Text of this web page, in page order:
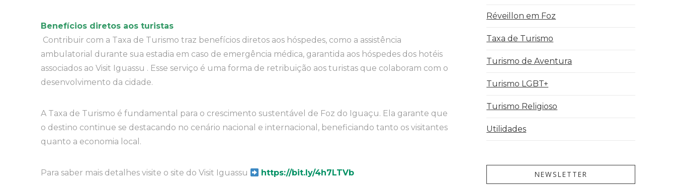
Benefícios diretos aos turistas
Contribuir com a Taxa de Turismo traz benefícios diretos aos hóspedes, como a assistência
ambulatorial durante sua estadia em caso de emergência médica, garantida aos hóspedes dos hotéis
associados ao Visit Iguassu . Esse serviço é uma forma de retribuição aos turistas que colaboram com o
desenvolvimento da cidade.
A Taxa de Turismo é fundamental para o crescimento sustentável de Foz do Iguaçu. Ela garante que
o destino continue se destacando no cenário nacional e internacional, beneficiando tanto os visitantes
quanto a economia local.
Para saber mais detalhes visite o site do Visit Iguassu https://bit.ly/4h7LTVb
Réveillon em Foz
Taxa de Turismo
Turismo de Aventura
Turismo LGBT+
Turismo Religioso
Utilidades
NEWSLETTER